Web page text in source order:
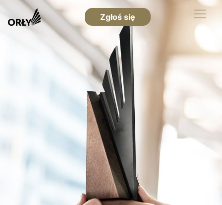
Zgłoś się